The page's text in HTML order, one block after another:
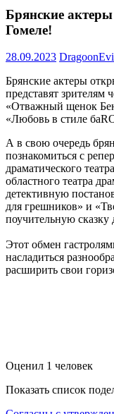
Брянские
Гомеле!
28.09.2023
Брянские актеры
представят зрителям
«Отважный щенок
«Любовь в стиле
А в свою очередь
познакомиться с
драматического
областного театра
детективную
для грешников» и
поучительную сказку
Этот обмен
насладиться
расширить свои
Оценил 1 человек
Показать список